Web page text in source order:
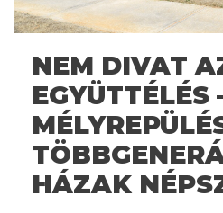
NEM DIVAT
EGYÜTTÉLÉS
HÁZAK